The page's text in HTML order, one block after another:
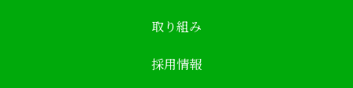
取り組み
採用情報